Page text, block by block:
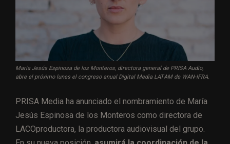
María Jesús Espinosa de los Monteros, directora general de PRISA Audio,
abre el próximo lunes el congreso anual Digital Media LATAM de WAN-IFRA.
PRISA Media ha anunciado el nombramiento de María
Jesús Espinosa de los Monteros como directora de
LACOproductora, la productora audiovisual del grupo.